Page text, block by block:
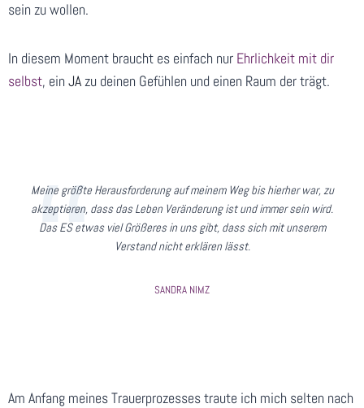
sein zu wollen.
In diesem Moment braucht es einfach nur Ehrlichkeit mit dir
selbst, ein JAzu deinen Gefühlen und einen Raum der trägt.
Meine größte Herausforderung auf meinem Weg bis hierher war, zu
akzeptieren, dass das Leben Veränderung ist und immer sein wird.
Das ES etwas viel Größeres in uns gibt, dass sich mit unserem
Verstand nicht erklären lässt.
SANDRA NIMZ
Am Anfang meines Trauerprozesses traute ich mich selten nach